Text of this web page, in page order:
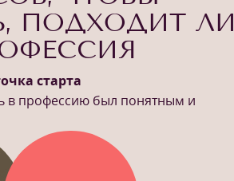
ПОДХОДИТ
старта
в профессию был понятным и